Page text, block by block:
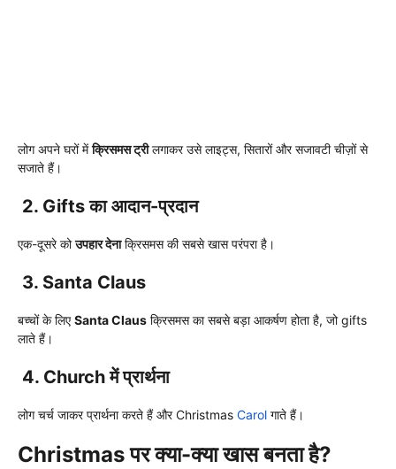
लोग अपने घरों मेंक्रिसमस ट्रीलगाकर उसे लाइट्स, सितारों और सजावटी चीज़ों से
सजाते हैं।
2. Gifts का आदान-प्रदान
एक-दूसरे कोउपहार देनाक्रिसमस की सबसे खास परंपरा है।
3. Santa Claus
बच्चों के लिएSanta Claus क्रिसमस का सबसे बड़ा आकर्षण होता है, जो gifts
लाते हैं।
4. Church में प्रार्थना
लोग चर्च जाकर प्रार्थना करते हैं और Christmas Carol गाते हैं।
Christmas पर क्या-क्या खास बनता है?